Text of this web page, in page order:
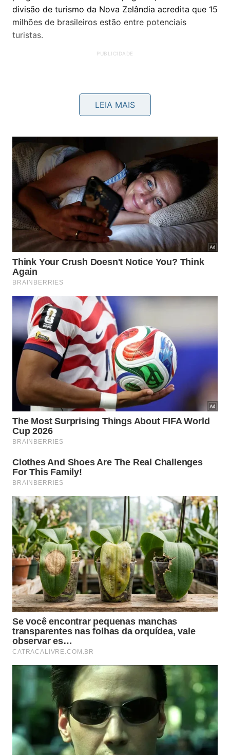
divisão de turismo da Nova Zelândia acredita que 15
milhões de brasileiros estão entre potenciais
turistas.
Escultura gigante do personagem Gollum, do filme “Senhor
dos Anéis” é atração no aeroporto de Wellington -
naruedom/iStock
“O Brasil é um mercado que mostra vigor e, agora
com voos diretos saindo três vezes por semana de
Buenos Aires, e com planos de estendê-los, a região
está realmente se abrindo para nós”, completou
Spreitzer. O país é a casa de mais de 5 mil
A seguir, a Catraca Livre indica nove coisas para se
fazer na capital neozelandesa.
Museu Te Papa
LEIA MAIS